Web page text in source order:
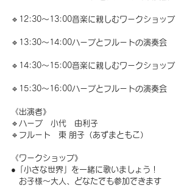
🔹12:30～13:00音楽に親しむワークショップ
🔹13:30～14:00ハープとフルートの演奏会
🔹14:30～15:00音楽に親しむワークショップ
🔹15:30～16:00ハープとフルートの演奏会
《出演者》
🔹ハープ　小代　由利子
🔹フルート　東 朋子（あずまともこ）
《ワークショップ》
●「小さな世界」を一緒に歌いましょう！
お子様～大人、どなたでも参加できます